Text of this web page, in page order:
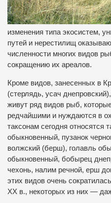
изменения типа экосистем,
путей и нерестилищ
численности многих видов
сокращению их ареалов.
Кроме видов, занесенных в
(стерлядь, усач
живут ряд видов рыб,
редчайшими и нуждаются в
таксонам сегодня относятся
обыкновенный, пузанок
волжский (берш), голавль
обыкновенный, бобырец
чехонь, налим речной, ерш
этих видов очень
XX в., некоторых из них —